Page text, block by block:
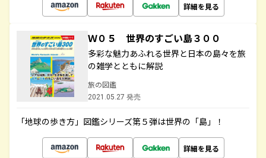
詳細を見る
Ｗ０５ 世界のすごい島３００
多彩な魅力あふれる世界と日本の島々を旅
の雑学とともに解説
旅の図鑑
2021.05.27 発売
「地球の歩き方」図鑑シリーズ第５弾は世界の「島」！
詳細を見る